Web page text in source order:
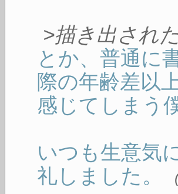
>描き出され
とか、普通に
際の年齢差以
感じてしまう
いつも生意気
礼しました。